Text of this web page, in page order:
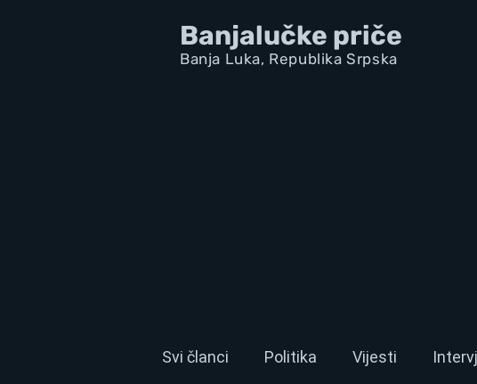
Banjalučke priče
Banja Luka, Republika Srpska
Svi članci Politika Vijesti